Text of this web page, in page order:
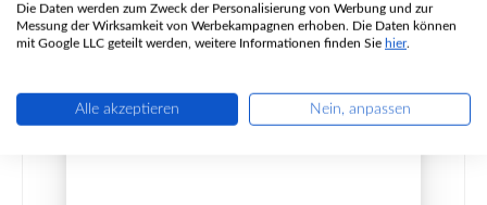
Die Daten werden zum Zweck der Personalisierung von Werbung und zur
Messung der Wirksamkeit von Werbekampagnen erhoben. Die Daten können
mit Google LLC geteilt werden, weitere Informationen finden Sie hier.
Alle akzeptieren Nein, anpassen